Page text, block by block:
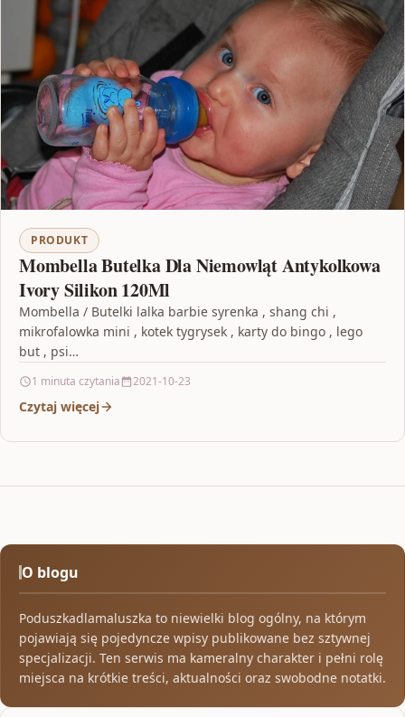
PRODUKT
Mombella Butelka Dla Niemowląt Antykolkowa
Ivory Silikon 120Ml
Mombella / Butelki lalka barbie syrenka , shang chi ,
mikrofalowka mini , kotek tygrysek , karty do bingo , lego
but , psi…
1 minuta czytania 2021-10-23
Czytaj więcej
O blogu
Poduszkadlamaluszka to niewielki blog ogólny, na którym
pojawiają się pojedyncze wpisy publikowane bez sztywnej
specjalizacji. Ten serwis ma kameralny charakter i pełni rolę
miejsca na krótkie treści, aktualności oraz swobodne notatki.